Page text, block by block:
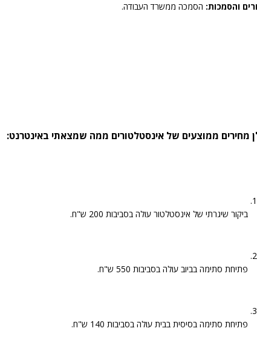
והסמכות: הסמכה ממשרד העבודה.
מחירים ממוצעים של אינסטלטורים ממה שמצאתי באינטרנט:
ביקור שיגרתי של אינסטלטור עולה בסביבות 200 ש"ח.
פתיחת סתימה בביוב עולה בסביבות 550 ש"ח.
פתיחת סתימה בסיסית בבית עולה בסביבות 140 ש"ח.